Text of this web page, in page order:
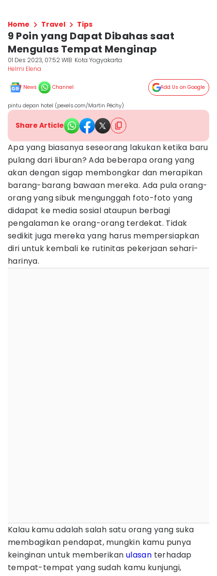
Home Travel Tips
9 Poin yang Dapat Dibahas saat
Mengulas Tempat Menginap
01 Des 2023, 07:52 WIB Kota Yogyakarta
Helmi Elena
News Channel Add Us on Google
pintu depan hotel (pexels.com/Martin Péchy)
Share Article
Apa yang biasanya seseorang lakukan ketika baru
pulang dari liburan? Ada beberapa orang yang
akan dengan sigap membongkar dan merapikan
barang-barang bawaan mereka. Ada pula orang-
orang yang sibuk mengunggah foto-foto yang
didapat ke media sosial ataupun berbagi
pengalaman ke orang-orang terdekat. Tidak
sedikit juga mereka yang harus mempersiapkan
diri untuk kembali ke rutinitas pekerjaan sehari-
harinya.
Kalau kamu adalah salah satu orang yang suka
membagikan pendapat, mungkin kamu punya
keinginan untuk memberikan ulasan terhadap
tempat-tempat yang sudah kamu kunjungi,